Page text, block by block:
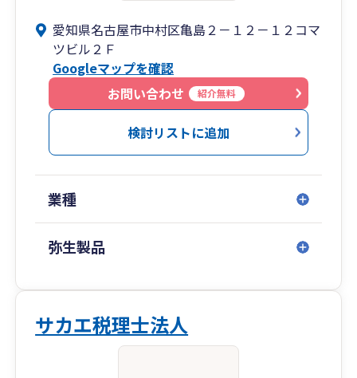
愛知県名古屋市中村区亀島２－１２－１２コマ
ツビル２Ｆ
Googleマップを確認
お問い合わせ
紹介無料
検討リストに追加
業種
弥生製品
サカエ税理士法人